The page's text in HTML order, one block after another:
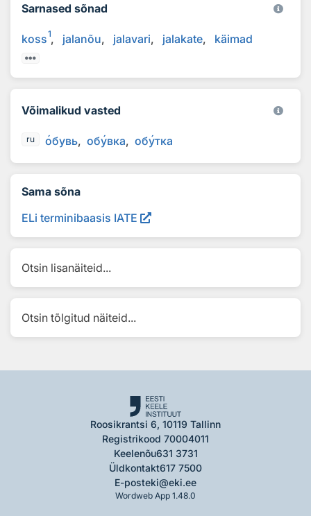
Sarnased sõnad
koss1 jalanõu jalavari jalakate käimad
Võimalikud vasted
ru обувь обувка обутка
Sama sõna
ELi terminibaasis IATE
Otsin lisanäiteid...
Otsin tõlgitud näiteid...
Roosikrantsi 6, 10119 Tallinn
Registrikood 70004011
Keelenõu631 3731
Üldkontakt617 7500
E-posteki@eki.ee
Wordweb App 1.48.0